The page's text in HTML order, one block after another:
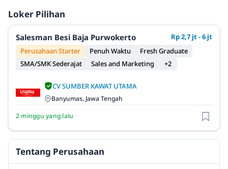
Loker Pilihan
Salesman Besi Baja Purwokerto
Rp 2,7 jt - 6 jt
Perusahaan Starter
Penuh Waktu
Fresh Graduate
SMA/SMK Sederajat
Sales and Marketing +2
CV SUMBER KAWAT UTAMA
Banyumas, Jawa Tengah
2 minggu yang lalu
Tentang Perusahaan